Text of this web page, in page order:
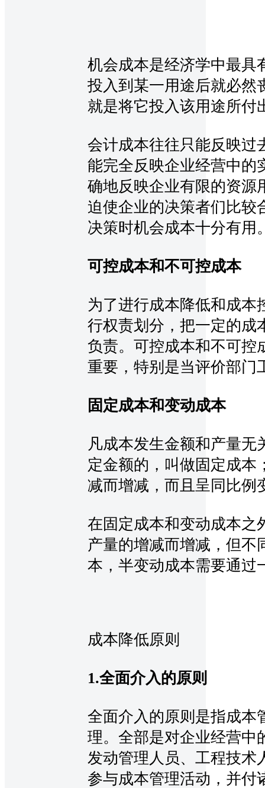
机会成本是经济学中最具
投入到某一用途后就必然
就是将它投入该用途所付
会计成本往往只能反映过
能完全反映企业经营中的
确地反映企业有限的资源
迫使企业的决策者们比较
决策时机会成本十分有用
可控成本和不可控成本
为了进行成本降低和成本
行权责划分，把一定的成
负责。可控成本和不可控
重要，特别是当评价部门
固定成本和变动成本
凡成本发生金额和产量无
定金额的，叫做固定成本
减而增减，而且呈同比例
在固定成本和变动成本之
产量的增减而增减，但不
本，半变动成本需要通过
成本降低原则
1.全面介入的原则
全面介入的原则是指成本
理。全部是对企业经营中
发动管理人员、工程技术
参与成本管理活动，并付